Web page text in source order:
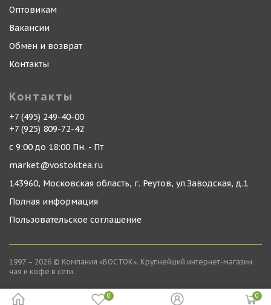
0 0
Оптовикам
Вакансии
Обмен и возврат
Контакты
Контакты
+7 (495) 249-40-00
+7 (925) 809-72-42
с 9:00 до 18:00 Пн. - Пт
market@vostoktea.ru
143960, Московская область, г. Реутов, ул.Заводская, д.1
Полная информация
Пользовательское соглашение
1997 – 2026 © Компания «ВОСТОК». Крупнейший интернет-магазин
чая и кофе в сети.